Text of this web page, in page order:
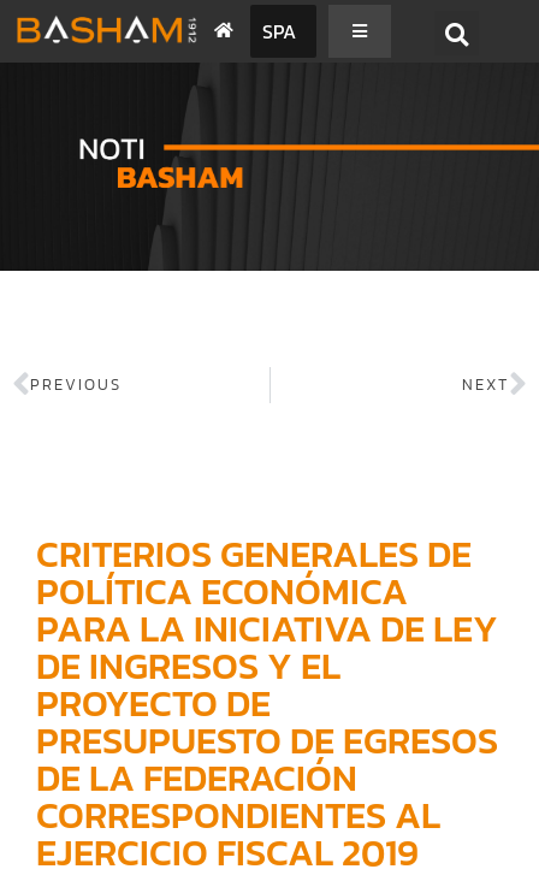
SPA
PREVIOUS NEXT
CRITERIOS GENERALES DE
POLÍTICA ECONÓMICA
PARA LA INICIATIVA DE LEY
DE INGRESOS Y EL
PROYECTO DE
PRESUPUESTO DE EGRESOS
DE LA FEDERACIÓN
CORRESPONDIENTES AL
EJERCICIO FISCAL 2019